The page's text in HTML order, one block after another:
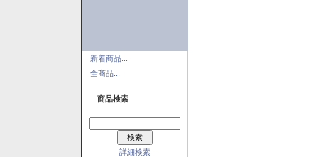
新着商品...
全商品...
商品検索
詳細検索